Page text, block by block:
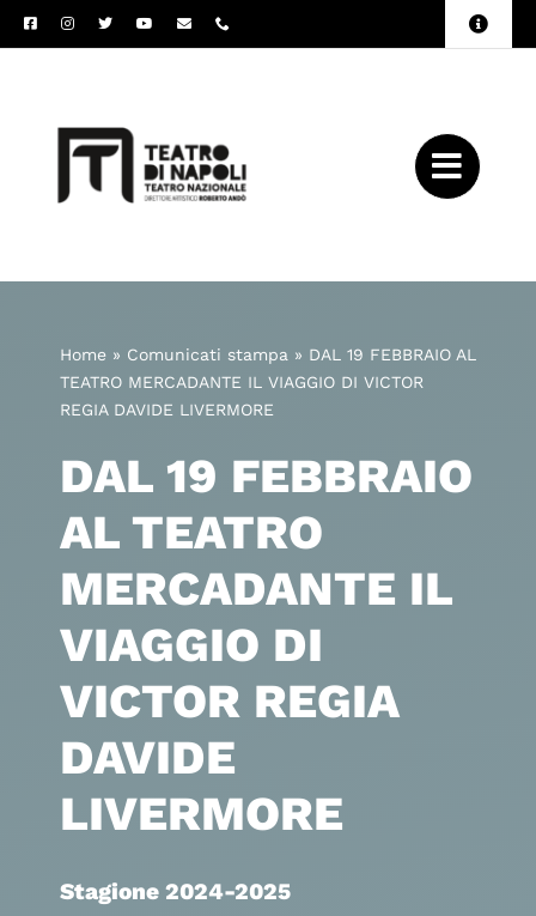
Salta
al
Toggle
Home» Comunicati stampa » DAL 19 FEBBRAIO AL
TEATRO MERCADANTE IL VIAGGIO DI VICTOR
REGIA DAVIDE LIVERMORE
DAL 19 FEBBRAIO
AL TEATRO
MERCADANTE IL
VIAGGIO DI
VICTOR REGIA
DAVIDE
LIVERMORE
Stagione 2024-2025